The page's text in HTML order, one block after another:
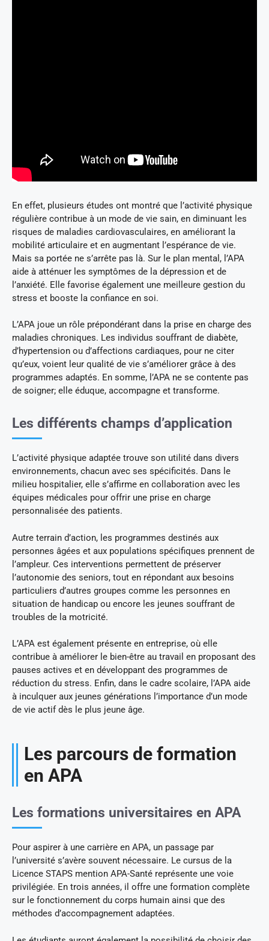
En effet, plusieurs études ont montré que l’activité physique
régulière contribue à un mode de vie sain, en diminuant les
risques de maladies cardiovasculaires, en améliorant la
mobilité articulaire et en augmentant l’espérance de vie.
Mais sa portée ne s’arrête pas là. Sur le plan mental, l’APA
aide à atténuer les symptômes de la dépression et de
l’anxiété. Elle favorise également une meilleure gestion du
stress et booste la confiance en soi.
L’APA joue un rôle prépondérant dans la prise en charge des
maladies chroniques. Les individus souffrant de diabète,
d’hypertension ou d’affections cardiaques, pour ne citer
qu’eux, voient leur qualité de vie s’améliorer grâce à des
programmes adaptés. En somme, l’APA ne se contente pas
de soigner; elle éduque, accompagne et transforme.
Les différents champs d’application
L’activité physique adaptée trouve son utilité dans divers
environnements, chacun avec ses spécificités. Dans le
milieu hospitalier, elle s’affirme en collaboration avec les
équipes médicales pour offrir une prise en charge
personnalisée des patients.
Autre terrain d’action, les programmes destinés aux
personnes âgées et aux populations spécifiques prennent de
l’ampleur. Ces interventions permettent de préserver
l’autonomie des seniors, tout en répondant aux besoins
particuliers d’autres groupes comme les personnes en
situation de handicap ou encore les jeunes souffrant de
troubles de la motricité.
L’APA est également présente en entreprise, où elle
contribue à améliorer le bien-être au travail en proposant des
pauses actives et en développant des programmes de
réduction du stress. Enfin, dans le cadre scolaire, l’APA aide
à inculquer aux jeunes générations l’importance d’un mode
de vie actif dès le plus jeune âge.
Les parcours de formation
en APA
Les formations universitaires en APA
Pour aspirer à une carrière en APA, un passage par
l’université s’avère souvent nécessaire. Le cursus de la
Licence STAPS mention APA-Santé représente une voie
privilégiée. En trois années, il offre une formation complète
sur le fonctionnement du corps humain ainsi que des
méthodes d’accompagnement adaptées.